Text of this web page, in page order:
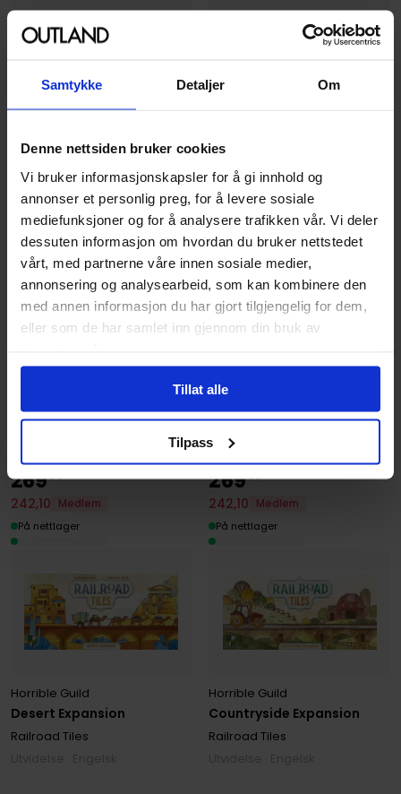
Samtykke Detaljer Om
Denne nettsiden bruker cookies
Vi bruker informasjonskapsler for å gi innhold og
annonser et personlig preg, for å levere sosiale
mediefunksjoner og for å analysere trafikken vår. Vi deler
dessuten informasjon om hvordan du bruker nettstedet
vårt, med partnerne våre innen sosiale medier,
annonsering og analysearbeid, som kan kombinere den
med annen informasjon du har gjort tilgjengelig for dem,
eller som de har samlet inn gjennom din bruk av
Tillat alle
Tilpass
Horrible Guild
Railroad Tiles
Railroad Tiles
Horrible Guild
Railroad Tiles
26900
242 10
Medlem
På nettlager
Energy Expansion
Horrible Guild
269
242,10
Medlem
På nettlager
Desert Expansion
Horrible Guild
Railroad Tiles
26900
242,10
Medlem
På nettlager
Countryside Expansion
Horrible Guild
Railroad Tiles
26900
242,10
Medlem
På nettlager